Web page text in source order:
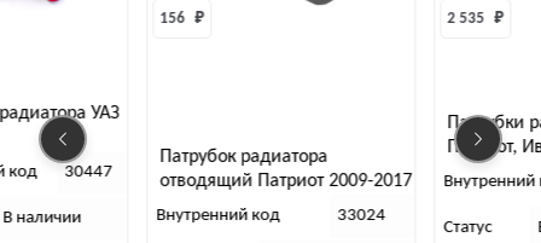
радиатора
Патриот 2009-2017
код 33024
Патрубки радиатора УАЗ
Патриот, Ивеко, силикон
(4 шт)
Внутренний код 30437
Статус В наличии